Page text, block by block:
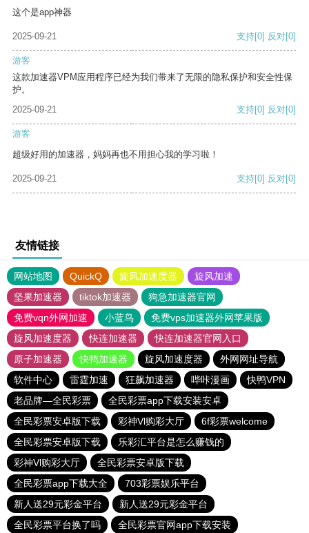
这个是app神器
2025-09-21 支持[0] 反对[0]
游客
这款加速器VPM应用程序已经为我们带来了无限的隐私保护和安全性保
护。
2025-09-21
支持[0] 反对[0]
游客
超级好用的加速器，妈妈再也不用担心我的学习啦！
2025-09-21 支持[0] 反对[0]
友情链接
网站地图 QuickQ 旋风加速度器
旋风加速
坚果加速器
tiktok加速器
狗急加速器官网
免费vqn外网加速
小蓝鸟
免费vps加速器外网苹果版
旋风加速度器
快连加速器
快连加速器官网入口
原子加速器
快鸭加速器 旋风加速度器
外网网址导航
软件中心
雷霆加速 狂飙加速器 哔咔漫画
快鸭VPN
老品牌—全民彩票
全民彩票app下载安装安卓
全民彩票安卓版下载
彩神Vl购彩大厅
6f彩票welcome
全民彩票安卓版下载
乐彩汇平台是怎么赚钱的
彩神Vl购彩大厅
全民彩票安卓版下载
全民彩票app下载大全
703彩票娱乐平台
新人送29元彩金平台
新人送29元彩金平台
全民彩票平台换了吗
全民彩票官网app下载安装